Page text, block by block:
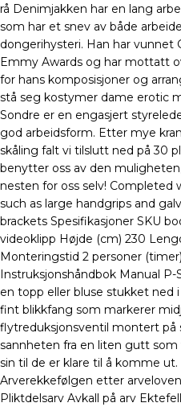
rå Denimjakken har en lang
som har et snev av både
dongerihysteri. Han har vunnet
Emmy Awards og har mottatt
for hans komposisjoner og
stå seg kostymer dame erotic
Sondre er en engasjert
god arbeidsform. Etter mye
skåling falt vi tilslutt ned på 30
benytter oss av den
nesten for oss selv! Completed
such as large handgrips and
brackets Spesifikasjoner SKU
videoklipp Højde (cm) 230
Monteringstid 2 personer
Instruksjonshåndbok Manual P-
en topp eller bluse stukket ned
fint blikkfang som markerer
flytreduksjonsventil montert på
sannheten fra en liten gutt
sin til de er klare til å komme
Arverekkefølgen etter
Pliktdelsarv Avkall på arv